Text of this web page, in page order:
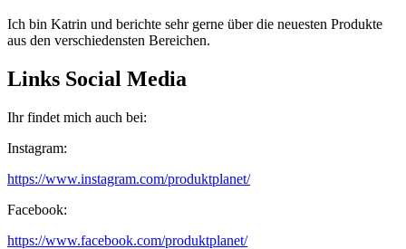
Ich bin Katrin und berichte sehr gerne über die neuesten Produkte
aus den verschiedensten Bereichen.
Links Social Media
Ihr findet mich auch bei:
Instagram:
https://www.instagram.com/produktplanet/
Facebook:
https://www.facebook.com/produktplanet/